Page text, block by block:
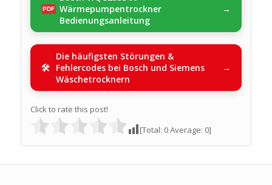
Wärmepumpentrockner
Bedienungsanleitung
Die häufigsten Störungen &
Fehlercodes bei Bosch und Siemens
Wäschetrocknern
Click to rate this post!
[Total: 0Average: 0]